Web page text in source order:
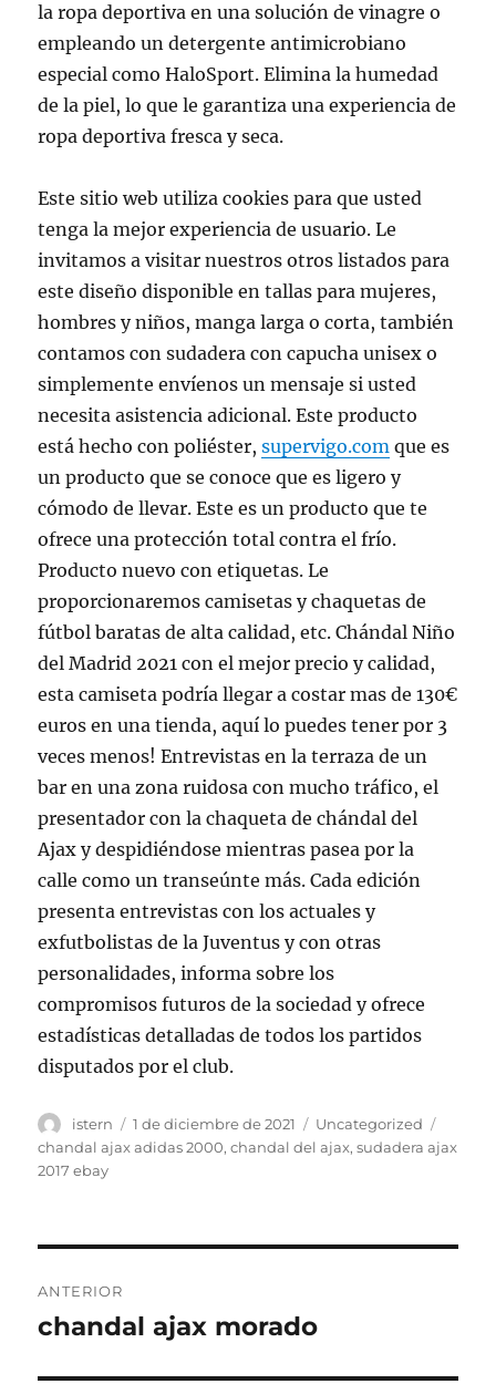
la ropa deportiva en una solución de vinagre o
empleando un detergente antimicrobiano
especial como HaloSport. Elimina la humedad
de la piel, lo que le garantiza una experiencia de
ropa deportiva fresca y seca.
Este sitio web utiliza cookies para que usted
tenga la mejor experiencia de usuario. Le
invitamos a visitar nuestros otros listados para
este diseño disponible en tallas para mujeres,
hombres y niños, manga larga o corta, también
contamos con sudadera con capucha unisex o
simplemente envíenos un mensaje si usted
necesita asistencia adicional. Este producto
está hecho con poliéster,supervigo.com que es
un producto que se conoce que es ligero y
cómodo de llevar. Este es un producto que te
ofrece una protección total contra el frío.
Producto nuevo con etiquetas. Le
proporcionaremos camisetas y chaquetas de
fútbol baratas de alta calidad, etc. Chándal Niño
del Madrid 2021 con el mejor precio y calidad,
esta camiseta podría llegar a costar mas de 130€
euros en una tienda, aquí lo puedes tener por 3
veces menos! Entrevistas en la terraza de un
bar en una zona ruidosa con mucho tráfico, el
presentador con la chaqueta de chándal del
Ajax y despidiéndose mientras pasea por la
calle como un transeúnte más. Cada edición
presenta entrevistas con los actuales y
exfutbolistas de la Juventus y con otras
personalidades, informa sobre los
compromisos futuros de la sociedad y ofrece
estadísticas detalladas de todos los partidos
disputados por el club.
Autor
istern
Publicado
el
1 de diciembre de 2021 Categorías
Uncategorized
chandal ajax adidas 2000,chandal del ajax,sudadera ajax
2017 ebay
de
ANTERIOR
Entrada
chandal ajax morado